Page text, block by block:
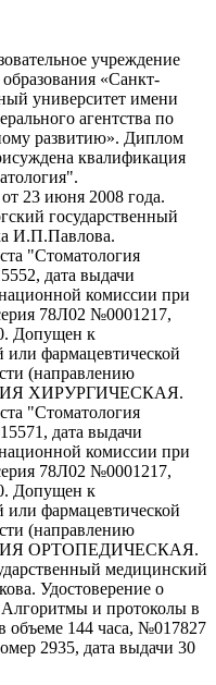
учреждение
«Санкт-
университет имени
агентства по
развитию». Диплом
квалификация
23 июня 2008 года.
государственный
И.П.Павлова.
"Стоматология
дата выдачи
комиссии при
78Л02 №0001217,
Допущен к
фармацевтической
(направлению
ХИРУРГИЧЕСКАЯ.
"Стоматология
дата выдачи
комиссии при
78Л02 №0001217,
Допущен к
фармацевтической
(направлению
ОРТОПЕДИЧЕСКАЯ.
медицинский
Удостоверение о
и протоколы в
объеме 144 часа, №017827
2935, дата выдачи 30